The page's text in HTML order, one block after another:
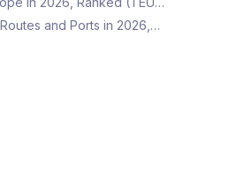
and Ports in 2026,…